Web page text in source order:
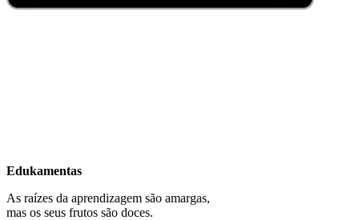
Edukamentas
As raízes da aprendizagem são amargas,
mas os seus frutos são doces.